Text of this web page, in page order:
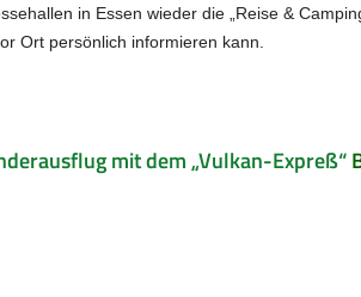
in Essen wieder die „Reise &
Ort persönlich informieren kann.
mit dem „Vulkan-Expreß“